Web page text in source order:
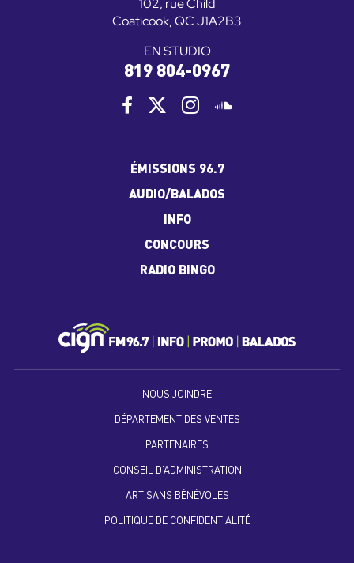
102, rue Child
Coaticook, QC J1A2B3
EN STUDIO
819 804-0967
ÉMISSIONS 96.7
AUDIO/BALADOS
INFO
CONCOURS
RADIO BINGO
NOUS JOINDRE
DÉPARTEMENT DES VENTES
PARTENAIRES
CONSEIL D’ADMINISTRATION
ARTISANS BÉNÉVOLES
POLITIQUE DE CONFIDENTIALITÉ